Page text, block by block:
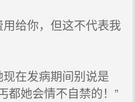
给你，但这不代表我
在发病期间别说是
都她会情不自禁的！”